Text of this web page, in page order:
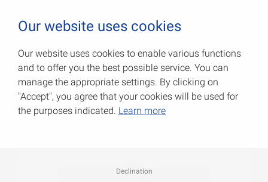
Средние шарниры
Артикул: 000402060ZL
Our website uses cookies
Our website uses cookies to enable various functions
and to offer you the best possible service. You can
manage the appropriate settings. By clicking on
"Accept", you agree that your cookies will be used for
the purposes indicated. Learn more
Declination